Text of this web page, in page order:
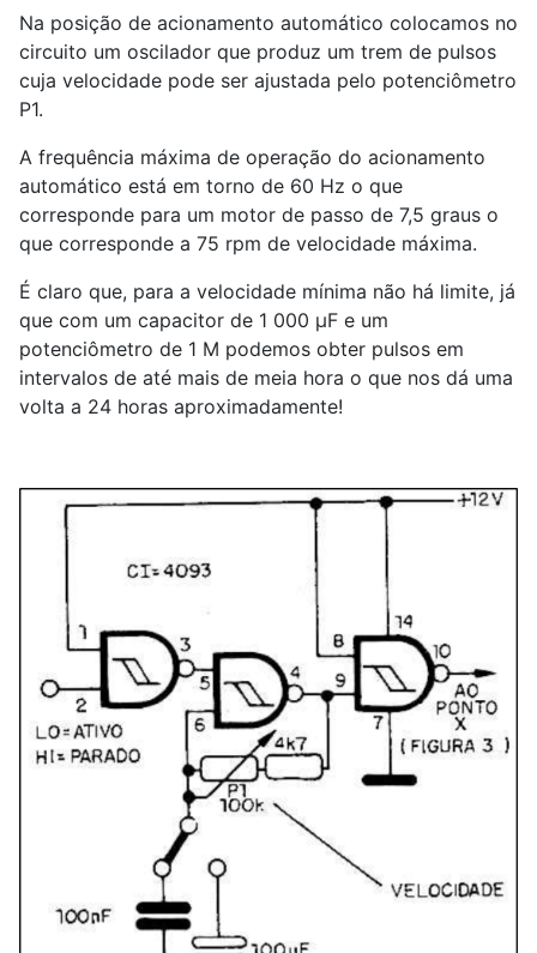
Na posição de acionamento automático colocamos no
circuito um oscilador que produz um trem de pulsos
cuja velocidade pode ser ajustada pelo potenciômetro
P1.
A frequência máxima de operação do acionamento
automático está em torno de 60 Hz o que
corresponde para um motor de passo de 7,5 graus o
que corresponde a 75 rpm de velocidade máxima.
É claro que, para a velocidade mínima não há limite, já
que com um capacitor de 1 000 µF e um
potenciômetro de 1 M podemos obter pulsos em
intervalos de até mais de meia hora o que nos dá uma
volta a 24 horas aproximadamente!